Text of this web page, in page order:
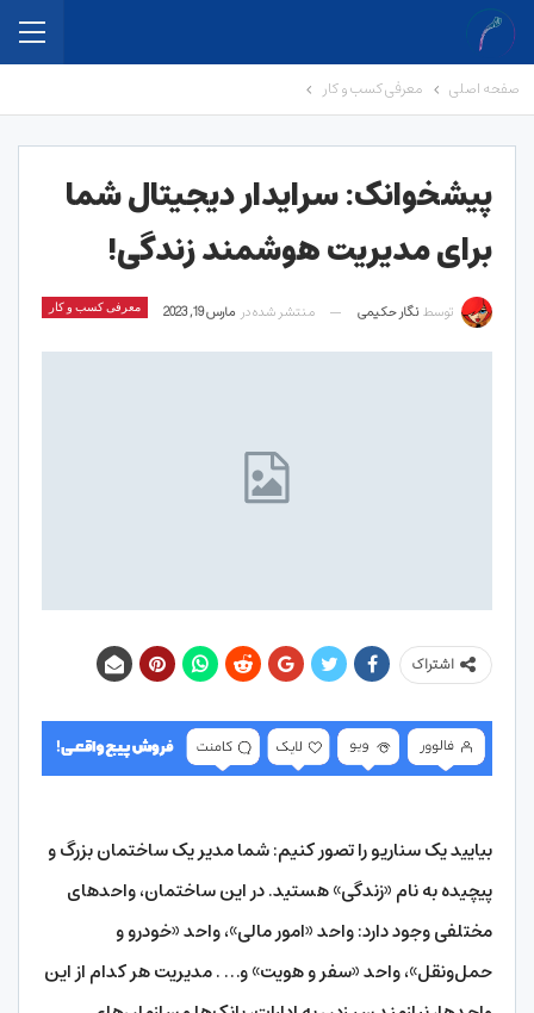
صفحه اصلی معرفی کسب و کار
پیشخوانک: سرایدار دیجیتال شما
برای مدیریت هوشمند زندگی!
معرفی کسب و کار توسط نگار حکیمی منتشر شده در مارس 19, 2023
اشتراک
بیایید یک سناریو را تصور کنیم: شما مدیر یک ساختمان بزرگ و
پیچیده به نام «زندگی» هستید. در این ساختمان، واحدهای
مختلفی وجود دارد: واحد «امور مالی»، واحد «خودرو و
حمل‌ونقل»، واحد «سفر و هویت» و… . مدیریت هر کدام از این